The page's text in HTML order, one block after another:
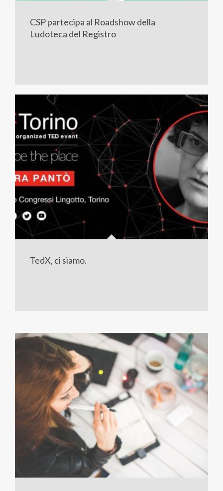
CSP partecipa al Roadshow della
Ludoteca del Registro
TedX, ci siamo.